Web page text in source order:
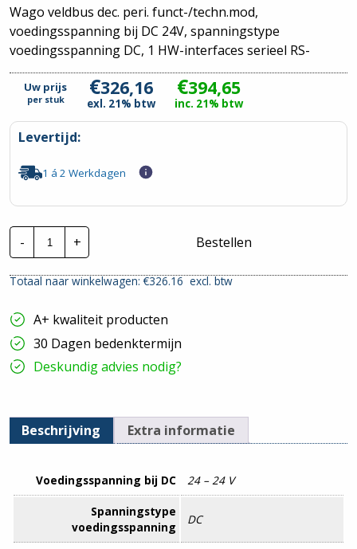
Wago veldbus dec. peri. funct-/techn.mod,
voedingsspanning bij DC 24V, spanningstype
voedingsspanning DC, 1 HW-interfaces serieel RS-
Uw prijs
per stuk €326,16
exl. 21% btw
€394,65
inc. 21% btw
Levertijd:
1 á 2 Werkdagen
-
Wago
Veldbus
dec.
funct-/techn.mod
750-
631/000-
010
hoeveelheid
+ Bestellen
Totaal naar winkelwagen: €326.16excl. btw
A+ kwaliteit producten
30 Dagen bedenktermijn
Deskundig advies nodig?
Beschrijving Extra informatie
Voedingsspanning bij DC 24 – 24 V
Spanningstype
voedingsspanning
DC